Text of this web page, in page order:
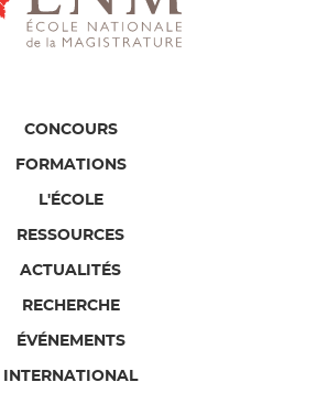
CONCOURS
FORMATIONS
L'ÉCOLE
RESSOURCES
ACTUALITÉS
RECHERCHE
ÉVÉNEMENTS
INTERNATIONAL